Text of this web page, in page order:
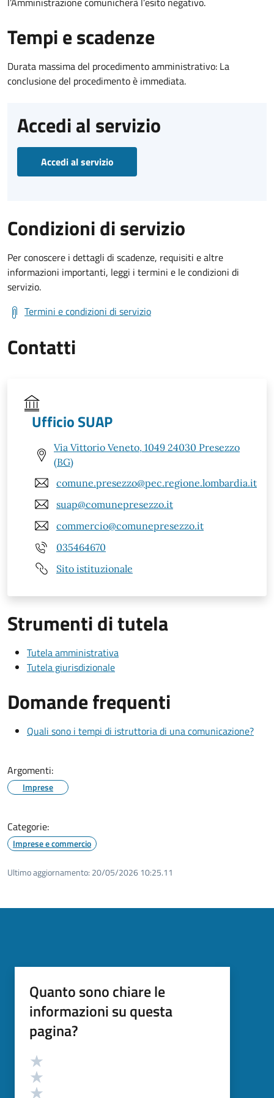
Tempi e scadenze
Durata massima del procedimento amministrativo: La
conclusione del procedimento è immediata.
Accedi al servizio
Accedi al servizio
Condizioni di servizio
Per conoscere i dettagli di scadenze, requisiti e altre
informazioni importanti, leggi i termini e le condizioni di
servizio.
Termini e condizioni di servizio
Contatti
Ufficio SUAP
Via Vittorio Veneto, 1049 24030 Presezzo
(BG)
comune.presezzo@pec.regione.lombardia.it
suap@comunepresezzo.it
commercio@comunepresezzo.it
035464670
Sito istituzionale
Strumenti di tutela
Tutela amministrativa
Tutela giurisdizionale
Domande frequenti
Quali sono i tempi di istruttoria di una comunicazione?
Argomenti:
Imprese
Categorie:
Imprese e commercio
Ultimo aggiornamento: 20/05/2026 10:25.11
Quanto sono chiare le
informazioni su questa
pagina?
Valutazione